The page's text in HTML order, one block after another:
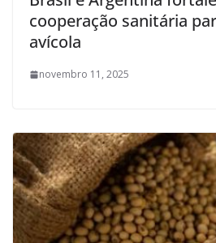
cooperação sanitária
avícola
novembro 11, 2025